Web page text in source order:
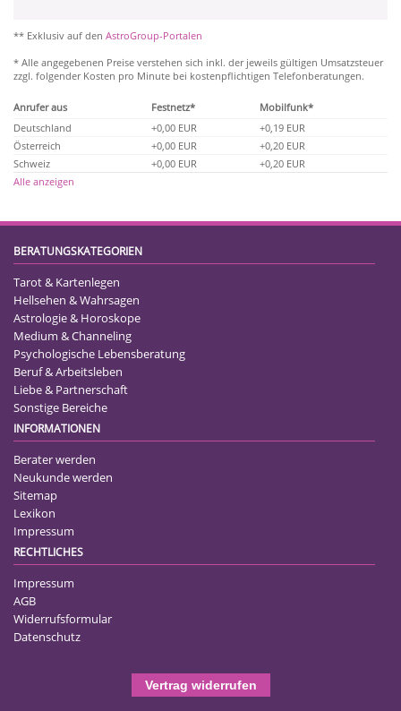
** Exklusiv auf den AstroGroup-Portalen
* Alle angegebenen Preise verstehen sich inkl. der jeweils gültigen Umsatzsteuer
zzgl. folgender Kosten pro Minute bei kostenpflichtigen Telefonberatungen.
Anrufer aus Festnetz*
Mobilfunk*
Deutschland
+0,00 EUR
+0,19 EUR
Österreich
+0,00 EUR
+0,20 EUR
Schweiz
+0,00 EUR
+0,20 EUR
Alle anzeigen
BERATUNGSKATEGORIEN
Tarot & Kartenlegen
Hellsehen & Wahrsagen
Astrologie & Horoskope
Medium & Channeling
Psychologische Lebensberatung
Beruf & Arbeitsleben
Liebe & Partnerschaft
Sonstige Bereiche
INFORMATIONEN
Berater werden
Neukunde werden
Sitemap
Lexikon
Impressum
RECHTLICHES
Impressum
AGB
Widerrufsformular
Datenschutz
Vertrag widerrufen